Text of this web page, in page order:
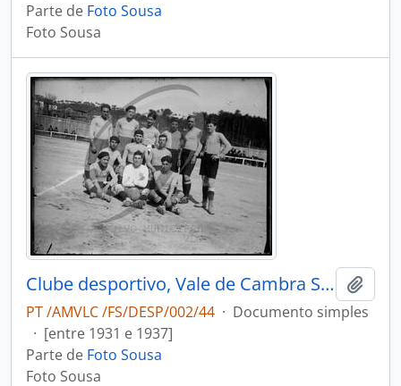
Parte de Foto Sousa
Foto Sousa
Clube desportivo, Vale de Cambra Sport Club
PT /AMVLC /FS/DESP/002/44 · Documento simples
· [entre 1931 e 1937]
Parte de Foto Sousa
Foto Sousa